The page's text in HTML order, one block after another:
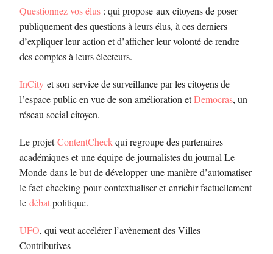
Questionnez vos élus : qui propose aux citoyens de poser
publiquement des questions à leurs élus, à ces derniers
d’expliquer leur action et d’afficher leur volonté de rendre
des comptes à leurs électeurs.
InCity et son service de surveillance par les citoyens de
l’espace public en vue de son amélioration etDemocras, un
réseau social citoyen.
Le projetContentCheckqui regroupe des partenaires
académiques et une équipe de journalistes du journal Le
Monde dans le but de développer une manière d’automatiser
le fact-checking pour contextualiser et enrichir factuellement
ledébatpolitique.
UFO, qui veut accélérer l’avènement des Villes
Contributives